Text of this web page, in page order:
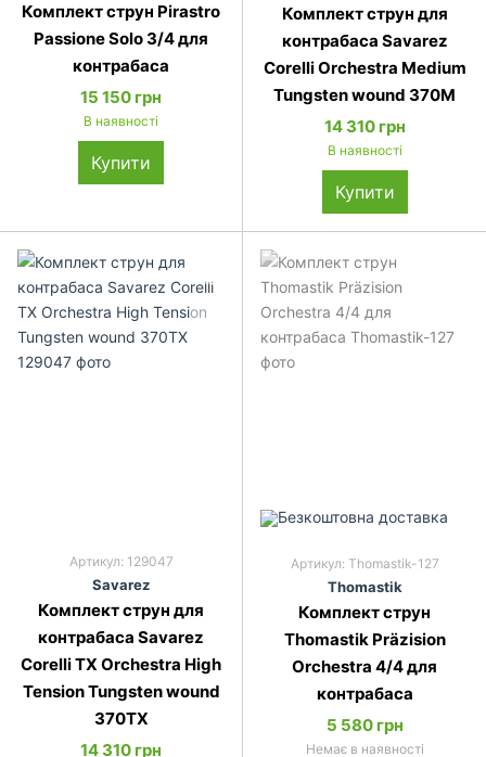
Комплект струн Pirastro
Passione Solo 3/4 для
контрабаса
15 150 грн
В наявності
Купити
Комплект струн для
контрабаса Savarez
Corelli Orchestra Medium
Tungsten wound 370M
14 310 грн
В наявності
Купити
Артикул: 129047
Savarez
Комплект струн для
контрабаса Savarez
Corelli TX Orchestra High
Tension Tungsten wound
370TX
14 310 грн
Артикул: Thomastik-127
Thomastik
Комплект струн
Thomastik Präzision
Orchestra 4/4 для
контрабаса
5 580 грн
Немає в наявності